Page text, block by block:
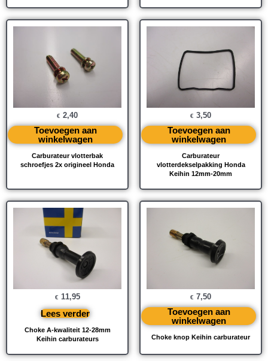
Carburateur vlotterbak
schroefjes 2x origineel Honda
€ 2,40
Toevoegen aan
winkelwagen
Carburateur
vlotterdekselpakking Honda
Keihin 12mm-20mm
€ 3,50
Toevoegen aan
winkelwagen
Choke A-kwaliteit 12-28mm
Keihin carburateurs
€ 11,95
Lees verder
Choke knop Keihin carburateur
€ 7,50
Toevoegen aan
winkelwagen